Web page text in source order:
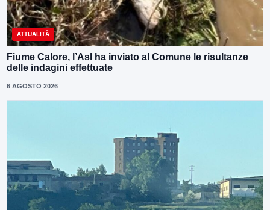
ATTUALITÀ
Fiume Calore, l’Asl ha inviato al Comune le risultanze
delle indagini effettuate
6 AGOSTO 2026